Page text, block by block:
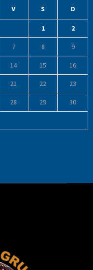
V S D
1 2
7 8 9
14 15 16
21 22 23
28 29 30